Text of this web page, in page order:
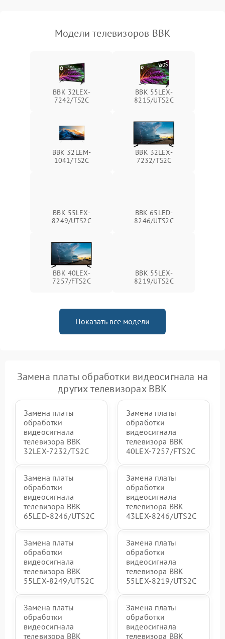
Модели телевизоров BBK
BBK 32LEX-
7242/TS2C
BBK 55LEX-
8215/UTS2C
BBK 32LEM-
1041/TS2C
BBK 32LEX-
7232/TS2C
BBK 55LEX-
8249/UTS2C
BBK 65LED-
8246/UTS2C
BBK 40LEX-
7257/FTS2C
BBK 55LEX-
8219/UTS2C
Показать все модели
Замена платы обработки видеосигнала на
других телевизорах BBK
Замена платы
обработки
видеосигнала
телевизора BBK
32LEX-7232/TS2C
Замена платы
обработки
видеосигнала
телевизора BBK
40LEX-7257/FTS2C
Замена платы
обработки
видеосигнала
телевизора BBK
65LED-8246/UTS2C
Замена платы
обработки
видеосигнала
телевизора BBK
43LEX-8246/UTS2C
Замена платы
обработки
видеосигнала
телевизора BBK
55LEX-8249/UTS2C
Замена платы
обработки
видеосигнала
телевизора BBK
55LEX-8219/UTS2C
Замена платы
обработки
видеосигнала
телевизора BBK
Замена платы
обработки
видеосигнала
телевизора BBK